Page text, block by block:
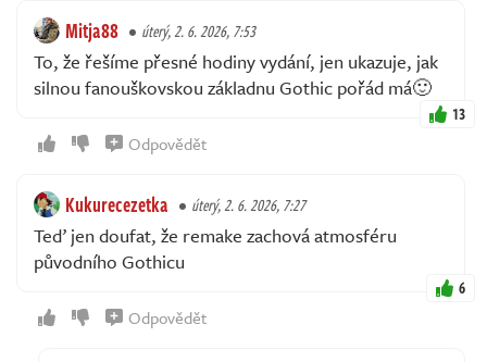
Mitja88 úterý, 2. 6. 2026, 7:53
To, že řešíme přesné hodiny vydání, jen ukazuje, jak
silnou fanouškovskou základnu Gothic pořád má🙂
13
Odpovědět
Kukurecezetka úterý, 2. 6. 2026, 7:27
Teď jen doufat, že remake zachová atmosféru
původního Gothicu
6
Odpovědět